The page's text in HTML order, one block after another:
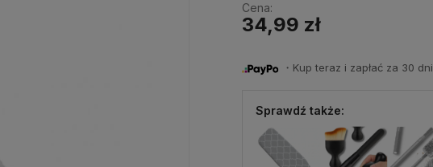
Cena:
34,99 zł
・Kup teraz i zapłać za 30 dni
Sprawdź także: